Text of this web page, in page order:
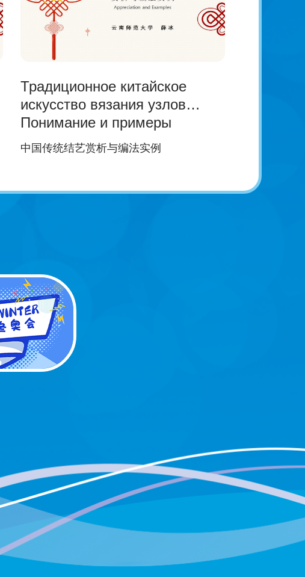
Традиционное китайское
искусство вязания узлов
Понимание и примеры
中国传统结艺赏析与编法实例